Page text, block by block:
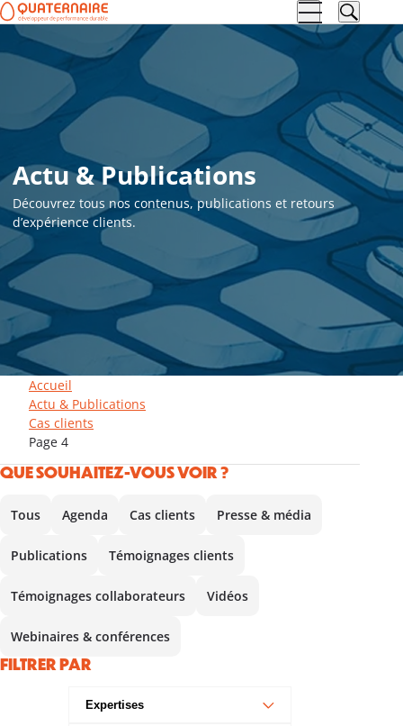
Aller à la
navigation
Aller au
contenu
Actu & Publications
Découvrez tous nos contenus, publications et retours
d’expérience clients.
Accueil
Actu & Publications
Cas clients
Page 4
QUE SOUHAITEZ-VOUS VOIR ?
Tous Agenda Cas clients Presse & média
Publications Témoignages clients
Témoignages collaborateurs Vidéos
Webinaires & conférences
FILTRER PAR
Expertises